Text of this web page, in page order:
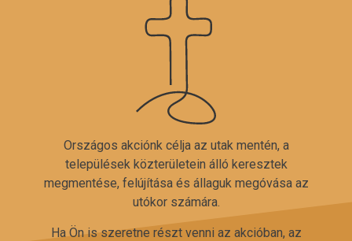
Országos akciónk célja az utak mentén, a
települések közterületein álló keresztek
megmentése, felújítása és állaguk megóvása az
utókor számára.
Ha Ön is szeretne részt venni az akcióban, az